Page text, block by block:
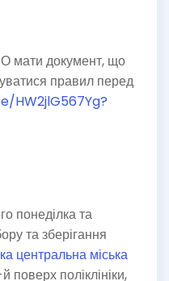
мати документ, що
правил перед
HW2jlG567Yg?
понеділка та
та зберігання
центральна міська
поверх поліклініки,